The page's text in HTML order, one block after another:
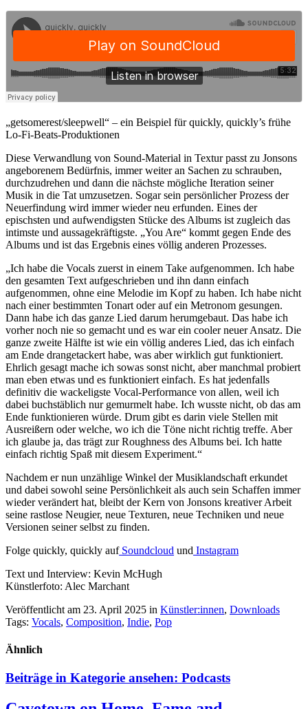
„getsomerest/sleepwell“ – ein Beispiel für quickly, quickly’s frühe
Lo-Fi-Beats-Produktionen
Diese Verwandlung von Sound-Material in Textur passt zu Jonsons
angeborenem Bedürfnis, immer weiter an Sachen zu schrauben,
durchzudrehen und dann die nächste mögliche Iteration seiner
Musik in die Tat umzusetzen. Sogar sein persönlicher Prozess der
Neuerfindung wird immer wieder neu erfunden. Eines der
epischsten und aufwendigsten Stücke des Albums ist zugleich das
intimste und aussagekräftigste. „You Are“ kommt gegen Ende des
Albums und ist das Ergebnis eines völlig anderen Prozesses.
„Ich habe die Vocals zuerst in einem Take aufgenommen. Ich habe
den gesamten Text aufgeschrieben und ihn dann einfach
aufgenommen, ohne eine Melodie im Kopf zu haben. Ich habe nicht
nach einer bestimmten Tonart oder auf ein Metronom gesungen.
Dann habe ich das ganze Lied darum herumgebaut. Das habe ich
vorher noch nie so gemacht und es war ein cooler neuer Ansatz. Die
ganze zweite Hälfte ist wie ein völlig anderes Lied, das ich einfach
am Ende drangetackert habe, was aber wirklich gut funktioniert.
Ehrlich gesagt mache ich sowas sonst nicht, aber manchmal probiert
man eben etwas und es funktioniert einfach. Es hat jedenfalls
definitiv die wackeligste Vocal-Performance von allen, weil ich
dabei buchstäblich nur gemurmelt habe. Ich wusste nicht, ob das am
Ende funktionieren würde. Drum gibt es darin viele Stellen mit
Ausreißern oder welche, wo ich die Töne nicht richtig treffe. Aber
ich glaube ja, das trägt zur Roughness des Albums bei. Ich hatte
einfach richtig Spaß mit diesem Experiment.“
Nachdem er nun unzählige Winkel der Musiklandschaft erkundet
und dabei sowohl seine Persönlichkeit als auch sein Schaffen immer
wieder verändert hat, bleibt der Kern von Jonsons kreativer Arbeit
seine rastlose Neugier, neue Texturen, neue Techniken und neue
Versionen seiner selbst zu finden.
Folge quickly, quickly aufSoundcloud und Instagram
Text und Interview: Kevin McHugh
Künstlerfoto: Alec Marchant
Veröffentlicht am 23. April 2025 in Künstler:innen, Downloads
Tags: Vocals, Composition, Indie, Pop
Ähnlich
Beiträge in Kategorie ansehen: Podcasts